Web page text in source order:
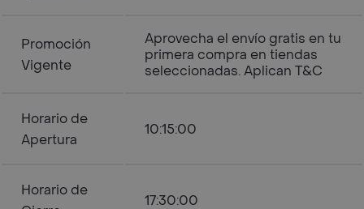
Promoción
Vigente
Aprovecha el envío gratis en tu
primera compra en tiendas
seleccionadas. Aplican T&C
Horario de
Apertura
10:15:00
Horario de
17:30:00